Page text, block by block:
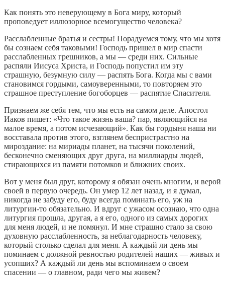
Как понять это неверующему в Бога миру, который
проповедует иллюзорное всемогущество человека?
Расслабленные братья и сестры! Порадуемся тому, что мы хотя
бы сознаем себя таковыми! Господь пришел в мир спасти
расслабленных грешников, а мы — среди них. Сильные
распяли Иисуса Христа, и Господь попустил им эту
страшную, безумную силу — распять Бога. Когда мы с вами
становимся гордыми, самоуверенными, то повторяем это
страшное преступление богоборцев — распятие Спасителя.
Признаем же себя тем, что мы есть на самом деле. Апостол
Иаков пишет: «Что такое жизнь ваша? пар, являющийся на
малое время, а потом исчезающий». Как бы гордыня наша ни
восставала против этого, взглянем беспристрастно на
мироздание: на мириады планет, на тысячи поколений,
бесконечно сменяющих друг друга, на миллиарды людей,
стирающихся из памяти потомков и ближних своих.
Вот у меня был друг, которому я обязан очень многим, и верой
своей в первую очередь. Он умер 12 лет назад, и я думал,
никогда не забуду его, буду всегда поминать его, уж на
литургии-то обязательно. И вдруг с ужасом осознаю, что одна
литургия прошла, другая, а я его, одного из самых дорогих
для меня людей, и не помянул. И мне страшно стало за свою
духовную расслабленность, за неблагодарность человеку,
который столько сделал для меня. А каждый ли день мы
поминаем с должной ревностью родителей наших — живых и
усопших? А каждый ли день мы вспоминаем о своем
спасении — о главном, ради чего мы живем?